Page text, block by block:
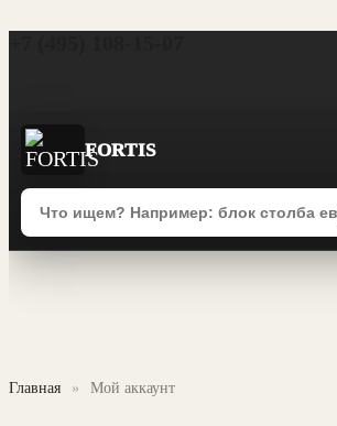
FORTIS
Главная » Мой аккаунт